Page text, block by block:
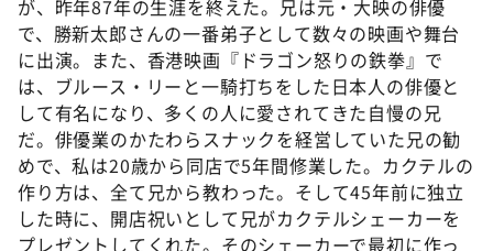
が、昨年87年の生涯を終えた。兄は元・大映の俳優
で、勝新太郎さんの一番弟子として数々の映画や舞台
に出演。また、香港映画『ドラゴン怒りの鉄拳』で
は、ブルース・リーと一騎打ちをした日本人の俳優と
して有名になり、多くの人に愛されてきた自慢の兄
だ。俳優業のかたわらスナックを経営していた兄の勧
めで、私は20歳から同店で5年間修業した。カクテルの
作り方は、全て兄から教わった。そして45年前に独立
した時に、開店祝いとして兄がカクテルシェーカーを
プレゼントしてくれた。そのシェーカーで最初に作っ